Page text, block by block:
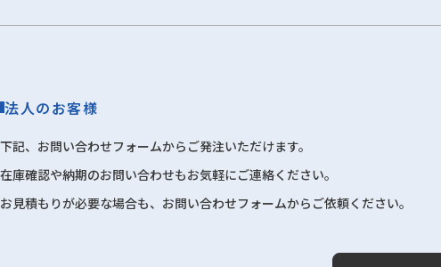
法人のお客様
下記、お問い合わせフォームからご発注いただけます。
在庫確認や納期のお問い合わせもお気軽にご連絡ください。
お見積もりが必要な場合も、お問い合わせフォームからご依頼ください。